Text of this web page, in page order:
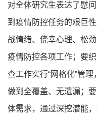
对全体研究生表达了慰
到疫情防控任务的艰巨
战情绪、侥幸心理、松
疫情防控各项工作；要
查工作实行“网格化”管
做到全覆盖、无遗漏；
体需求，通过深挖潜能